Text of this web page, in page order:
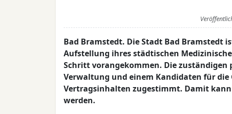
Bad Bramstedt. Die Stadt Bad Bramstedt
Aufstellung ihres städtischen
Schritt vorangekommen. Die zuständigen
Verwaltung und einem Kandidaten für
Vertragsinhalten zugestimmt. Damit
werden.